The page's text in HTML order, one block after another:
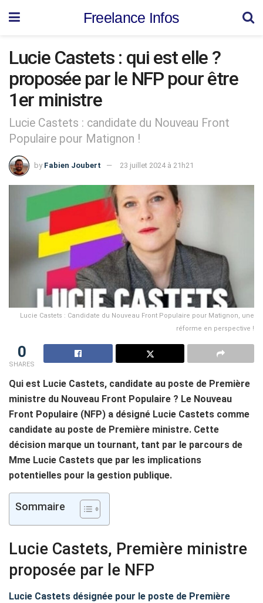
Freelance Infos
Lucie Castets : qui est elle ?
proposée par le NFP pour être
1er ministre
Lucie Castets : candidate du Nouveau Front
Populaire pour Matignon !
by Fabien Joubert 23 juillet 2024 à 21h21
Lucie Castets : Candidate du Nouveau Front Populaire pour Matignon, une
réforme en perspective !
0
SHARES
Qui est Lucie Castets, candidate au poste de Première
ministre du Nouveau Front Populaire ? Le Nouveau
Front Populaire (NFP) a désigné Lucie Castets comme
candidate au poste de Première ministre. Cette
décision marque un tournant, tant par le parcours de
Mme Lucie Castets que par les implications
potentielles pour la gestion publique.
Sommaire
Lucie Castets, Première ministre
proposée par le NFP
Lucie Castets désignée pour le poste de Première